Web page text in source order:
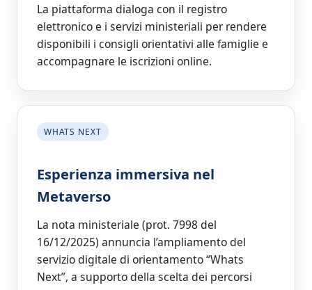
La piattaforma dialoga con il registro
elettronico e i servizi ministeriali per rendere
disponibili i consigli orientativi alle famiglie e
accompagnare le iscrizioni online.
WHATS NEXT
Esperienza immersiva nel
Metaverso
La nota ministeriale (prot. 7998 del
16/12/2025) annuncia l’ampliamento del
servizio digitale di orientamento “Whats
Next”, a supporto della scelta dei percorsi